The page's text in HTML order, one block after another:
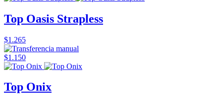
Top Oasis Strapless
$1.265
$1.150
Top Onix